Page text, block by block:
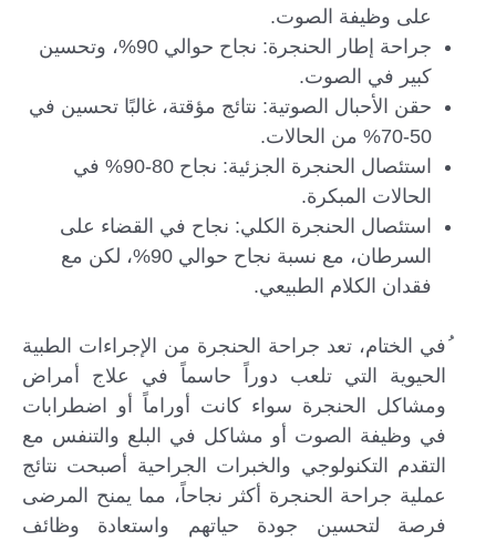
على وظيفة الصوت.
جراحة إطار الحنجرة: نجاح حوالي 90%، وتحسين
كبير في الصوت.
حقن الأحبال الصوتية: نتائج مؤقتة، غالبًا تحسين في
50-70% من الحالات.
استئصال الحنجرة الجزئية: نجاح 80-90% في
الحالات المبكرة.
استئصال الحنجرة الكلي: نجاح في القضاء على
السرطان، مع نسبة نجاح حوالي 90%، لكن مع
فقدان الكلام الطبيعي.
ُفي الختام، تعد جراحة الحنجرة من الإجراءات الطبية
الحيوية التي تلعب دوراً حاسماً في علاج أمراض
ومشاكل الحنجرة سواء كانت أوراماً أو اضطرابات
في وظيفة الصوت أو مشاكل في البلع والتنفس مع
التقدم التكنولوجي والخبرات الجراحية أصبحت نتائج
عملية جراحة الحنجرة أكثر نجاحاً، مما يمنح المرضى
فرصة لتحسين جودة حياتهم واستعادة وظائف